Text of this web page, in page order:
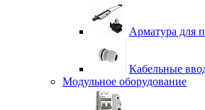
Арматура для
Кабельные
Модульное оборудование